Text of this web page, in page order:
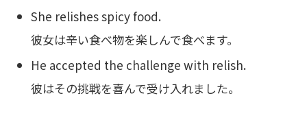
She relishes spicy food.
彼女は辛い食べ物を楽しんで食べます。
He accepted the challenge with relish.
彼はその挑戦を喜んで受け入れました。